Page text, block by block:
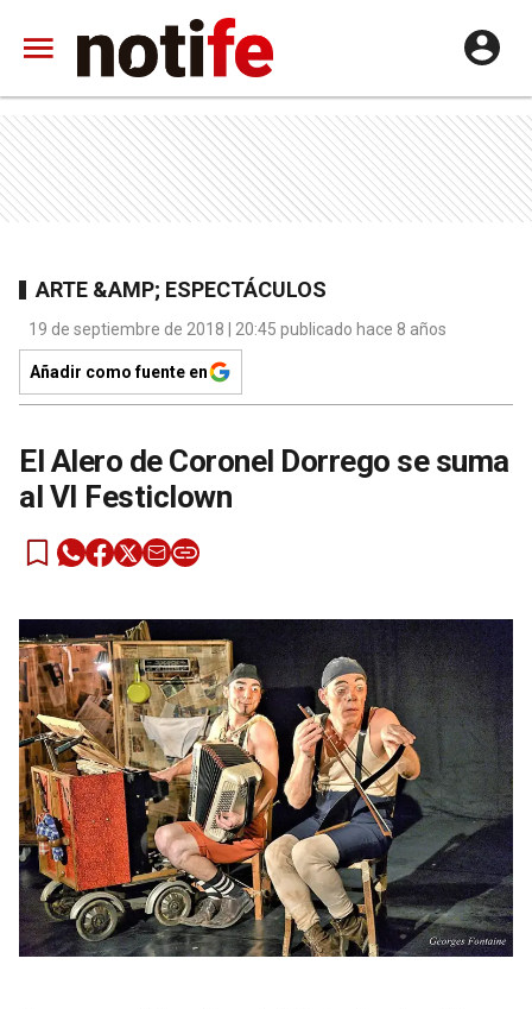
ARTE &AMP; ESPECTÁCULOS
19 de septiembre de 2018 | 20:45 publicado hace 8 años
Añadir como fuente en
El Alero de Coronel Dorrego se suma
al VI Festiclown